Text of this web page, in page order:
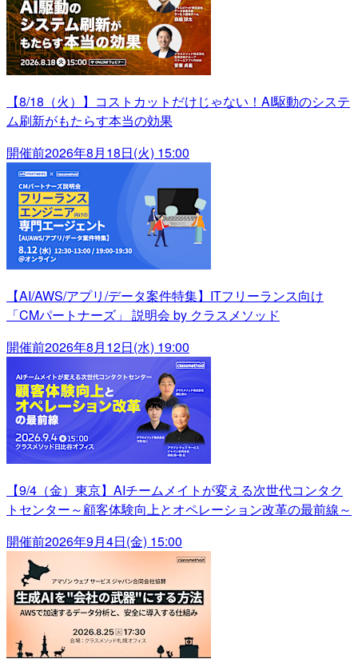
【8/18（火）】コストカットだけじゃない！AI駆動のシステ
ム刷新がもたらす本当の効果
開催前2026年8月18日(火) 15:00
【AI/AWS/アプリ/データ案件特集】ITフリーランス向け
「CMパートナーズ」 説明会 by クラスメソッド
開催前2026年8月12日(水) 19:00
【9/4（金）東京】AIチームメイトが変える次世代コンタク
トセンター～顧客体験向上とオペレーション改革の最前線～
開催前2026年9月4日(金) 15:00